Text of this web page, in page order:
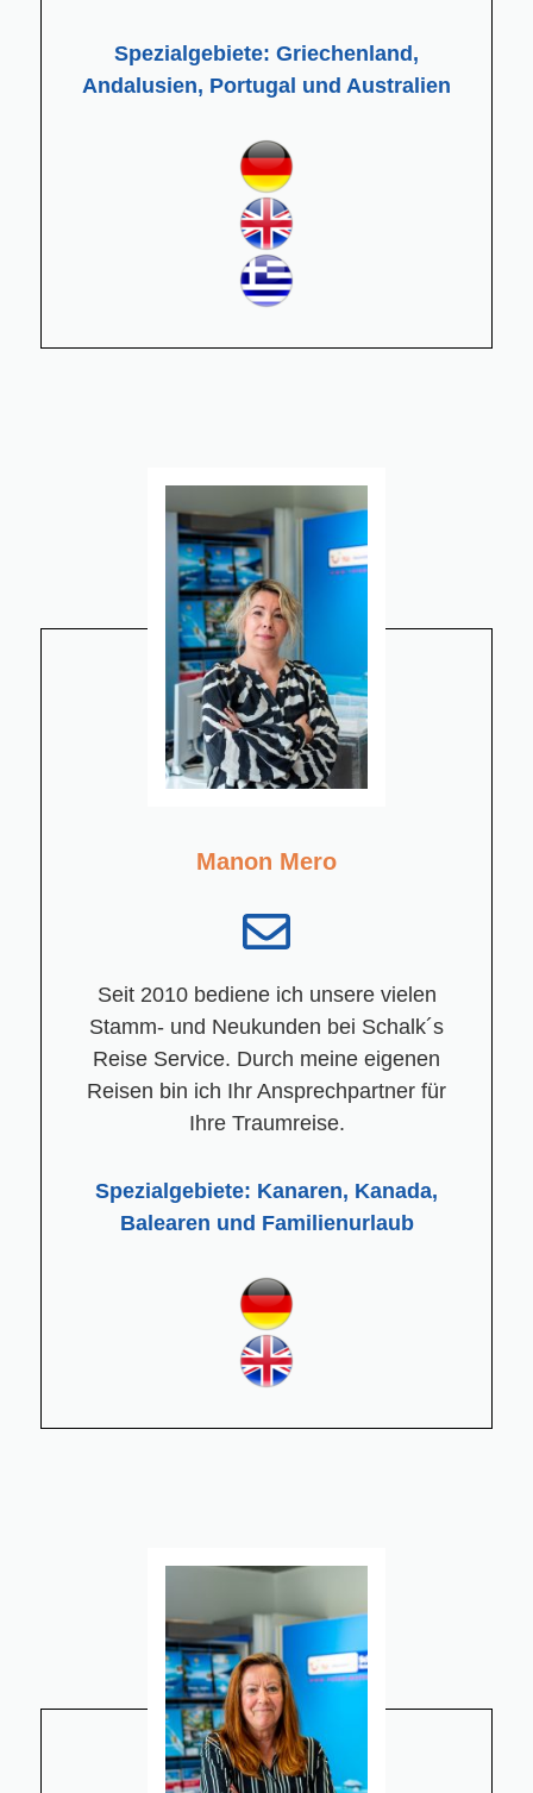
Spezialgebiete: Griechenland,
Andalusien, Portugal und Australien
Manon Mero
Seit 2010 bediene ich unsere vielen
Stamm- und Neukunden bei Schalk´s
Reise Service. Durch meine eigenen
Reisen bin ich Ihr Ansprechpartner für
Ihre Traumreise.
Spezialgebiete: Kanaren, Kanada,
Balearen und Familienurlaub